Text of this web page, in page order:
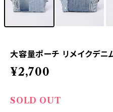
大容量ポーチ リメイクデ
¥2,700
SOLD OUT